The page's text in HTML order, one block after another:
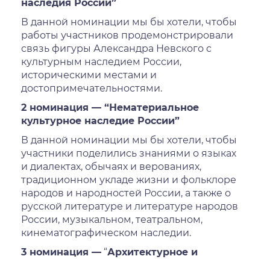
наследия России”
В данной номинации мы бы хотели, чтобы
работы участников продемонстрировали
связь фигуры Александра Невского с
культурным наследием России,
историческими местами и
достопримечательностями.
2 номинация — “Нематериальное
культурное наследие России”
В данной номинации мы бы хотели, чтобы
участники поделились знаниями о языках
и диалектах, обычаях и верованиях,
традиционном укладе жизни и фольклоре
народов и народностей России, а также о
русской литературе и литературе народов
России, музыкальном, театральном,
кинематографическом наследии.
3 номинация — “Архитектурное и